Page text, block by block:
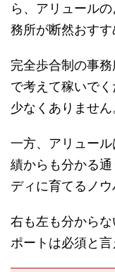
ら、アリュール
務所が断然おすす
完全歩合制の事
で考えて稼いで
少なくありません
一方、アリュー
績からも分かる
ディに育てるノウ
右も左も分から
ポートは必須と言